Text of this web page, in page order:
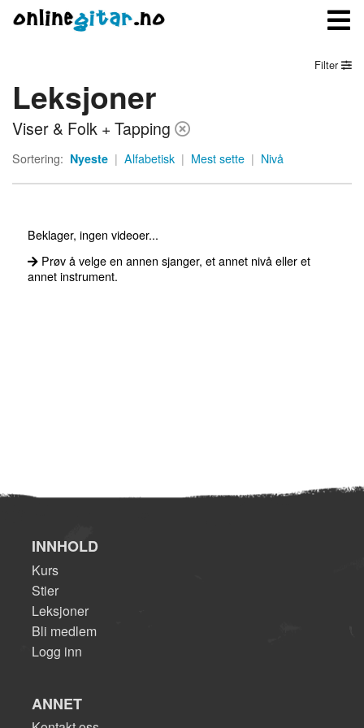
Meny
Logg inn
Filter
Leksjoner
Viser & Folk + Tapping
Sortering: Nyeste | Alfabetisk | Mest sette | Nivå
Beklager, ingen videoer...
Prøv å velge en annen sjanger, et annet nivå eller et
annet instrument.
INNHOLD
Kurs
Stier
Leksjoner
Bli medlem
Logg inn
ANNET